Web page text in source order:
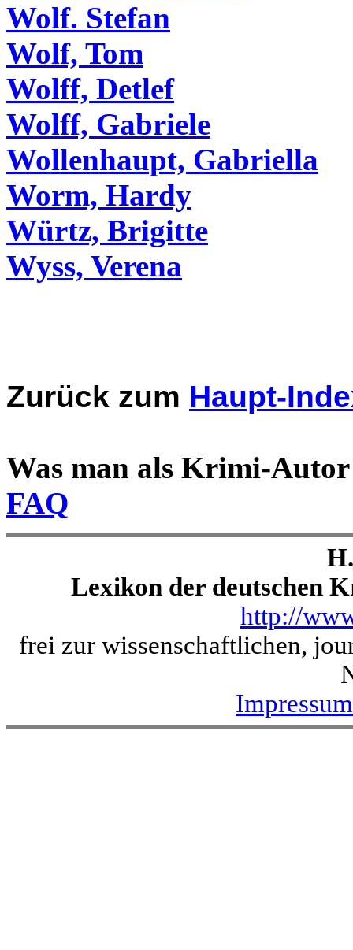
Wolf. Stefan
Wolf, Tom
Wolff, Detlef
Wolff, Gabriele
Wollenhaupt, Gabriella
Worm, Hardy
Würtz, Brigitte
Wyss, Verena
Zurück zum Haupt-
Was man als Krimi-
FAQ
Lexikon der deutschen
http://
frei zur wissenschaftlichen,